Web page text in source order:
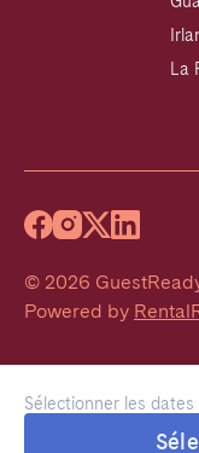
Sélectionner les
La
© 2026
Powered by